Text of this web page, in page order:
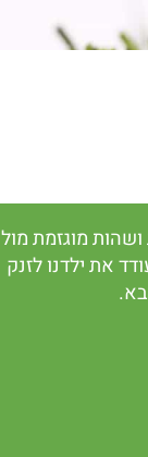
מוגזמת מול
את ילדנו לזנק